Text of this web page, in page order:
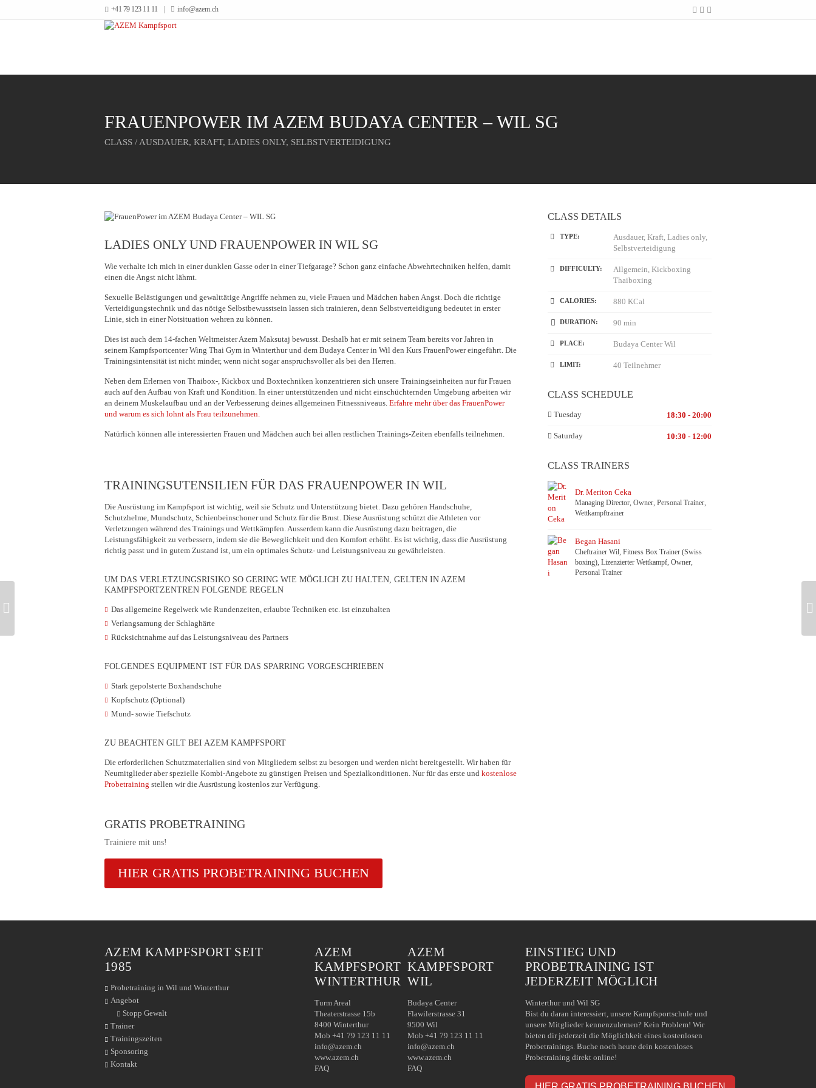
+41 79 123 11 11 info@azem.ch
FRAUENPOWER IM AZEM BUDAYA CENTER – WIL SG
CLASS / AUSDAUER, KRAFT, LADIES ONLY, SELBSTVERTEIDIGUNG
LADIES ONLY UND FRAUENPOWER IN WIL SG
Wie verhalte ich mich in einer dunklen Gasse oder in einer Tiefgarage? Schon ganz einfache Abwehrtechniken helfen, damit
einen die Angst nicht lähmt.
Sexuelle Belästigungen und gewalttätige Angriffe nehmen zu, viele Frauen und Mädchen haben Angst. Doch die richtige
Verteidigungstechnik und das nötige Selbstbewusstsein lassen sich trainieren, denn Selbstverteidigung bedeutet in erster
Linie, sich in einer Notsituation wehren zu können.
Dies ist auch dem 14-fachen Weltmeister Azem Maksutaj bewusst. Deshalb hat er mit seinem Team bereits vor Jahren in
seinem Kampfsportcenter Wing Thai Gym in Winterthur und dem Budaya Center in Wil den Kurs FrauenPower eingeführt. Die
Trainingsintensität ist nicht minder, wenn nicht sogar anspruchsvoller als bei den Herren.
Neben dem Erlernen von Thaibox-, Kickbox und Boxtechniken konzentrieren sich unsere Trainingseinheiten nur für Frauen
auch auf den Aufbau von Kraft und Kondition. In einer unterstützenden und nicht einschüchternden Umgebung arbeiten wir
an deinem Muskelaufbau und an der Verbesserung deines allgemeinen Fitnessniveaus. Erfahre mehr über das FrauenPower
und warum es sich lohnt als Frau teilzunehmen.
Natürlich können alle interessierten Frauen und Mädchen auch bei allen restlichen Trainings-Zeiten ebenfalls teilnehmen.
TRAININGSUTENSILIEN FÜR DAS FRAUENPOWER IN WIL
Die Ausrüstung im Kampfsport ist wichtig, weil sie Schutz und Unterstützung bietet. Dazu gehören Handschuhe,
Schutzhelme, Mundschutz, Schienbeinschoner und Schutz für die Brust. Diese Ausrüstung schützt die Athleten vor
Verletzungen während des Trainings und Wettkämpfen. Ausserdem kann die Ausrüstung dazu beitragen, die
Leistungsfähigkeit zu verbessern, indem sie die Beweglichkeit und den Komfort erhöht. Es ist wichtig, dass die Ausrüstung
richtig passt und in gutem Zustand ist, um ein optimales Schutz- und Leistungsniveau zu gewährleisten.
UM DAS VERLETZUNGSRISIKO SO GERING WIE MÖGLICH ZU HALTEN, GELTEN IN AZEM
KAMPFSPORTZENTREN FOLGENDE REGELN
Das allgemeine Regelwerk wie Rundenzeiten, erlaubte Techniken etc. ist einzuhalten
Verlangsamung der Schlaghärte
Rücksichtnahme auf das Leistungsniveau des Partners
FOLGENDES EQUIPMENT IST FÜR DAS SPARRING VORGESCHRIEBEN
Stark gepolsterte Boxhandschuhe
Kopfschutz (Optional)
Mund- sowie Tiefschutz
ZU BEACHTEN GILT BEI AZEM KAMPFSPORT
Die erforderlichen Schutzmaterialien sind von Mitgliedern selbst zu besorgen und werden nicht bereitgestellt. Wir haben für
Neumitglieder aber spezielle Kombi-Angebote zu günstigen Preisen und Spezialkonditionen. Nur für das erste und kostenlose
Probetraining stellen wir die Ausrüstung kostenlos zur Verfügung.
GRATIS PROBETRAINING
Trainiere mit uns!
HIER GRATIS PROBETRAINING BUCHEN
CLASS DETAILS
TYPE:
Ausdauer, Kraft, Ladies only,
Selbstverteidigung
DIFFICULTY:
Allgemein, Kickboxing
Thaiboxing
CALORIES: 880 KCal
DURATION: 90 min
PLACE: Budaya Center Wil
LIMIT: 40 Teilnehmer
CLASS SCHEDULE
Tuesday 18:30 - 20:00
Saturday 10:30 - 12:00
CLASS TRAINERS
Dr. Meriton Ceka
Managing Director, Owner, Personal Trainer,
Wettkampftrainer
Began Hasani
Cheftrainer Wil, Fitness Box Trainer (Swiss
boxing), Lizenzierter Wettkampf, Owner,
Personal Trainer
AZEM KAMPFSPORT SEIT
1985
Probetraining in Wil und Winterthur
Angebot
Stopp Gewalt
Trainer
Trainingszeiten
Sponsoring
Kontakt
AZEM
KAMPFSPORT
WINTERTHUR
Turm Areal
Theaterstrasse 15b
8400 Winterthur
Mob +41 79 123 11 11
info@azem.ch
www.azem.ch
FAQ
AZEM
KAMPFSPORT
WIL
Budaya Center
Flawilerstrasse 31
9500 Wil
Mob +41 79 123 11 11
info@azem.ch
www.azem.ch
FAQ
EINSTIEG UND
PROBETRAINING IST
JEDERZEIT MÖGLICH
Winterthur und Wil SG
Bist du daran interessiert, unsere Kampfsportschule und
unsere Mitglieder kennenzulernen? Kein Problem! Wir
bieten dir jederzeit die Möglichkeit eines kostenlosen
Probetrainings. Buche noch heute dein kostenloses
Probetraining direkt online!